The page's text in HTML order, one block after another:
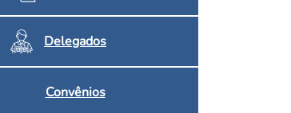
Delegados
Convênios